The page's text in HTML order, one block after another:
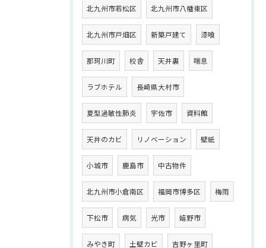
北九州市若松区 北九州市八幡東区
北九州市戸畑区 新築戸建て 漆喰
那珂川町 校舎 天井裏 喘息
ラブホテル 長崎県大村市
夏型過敏性肺炎 宇佐市 資料館
天井のカビ リノベーション 壁紙
小城市 鹿島市 中古物件
北九州市小倉南区 福岡市博多区 梅雨
下松市 病気 光市 嬉野市
みやき町 土壁カビ 吉野ヶ里町